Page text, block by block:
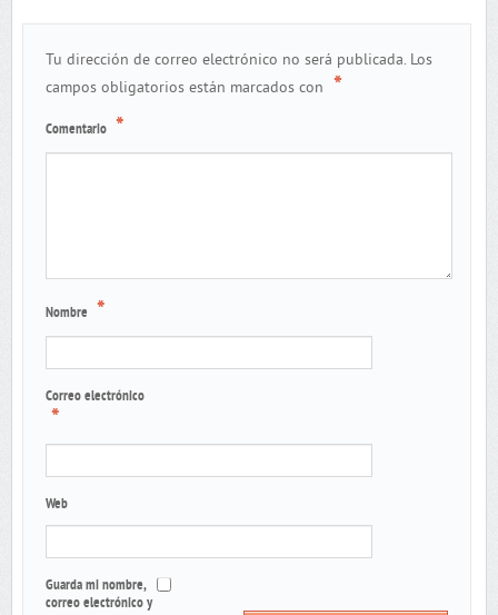
Tu dirección de correo electrónico no será publicada. Los
campos obligatorios están marcados con *
Comentario *
Nombre *
Correo electrónico
*
Web
Guarda mi nombre,
correo electrónico y